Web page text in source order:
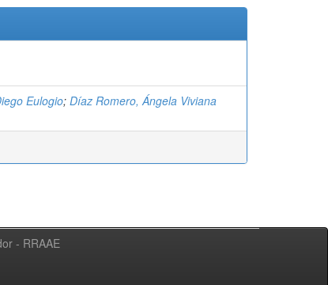
Eulogio; Díaz Romero, Ángela Viviana
- RRAAE